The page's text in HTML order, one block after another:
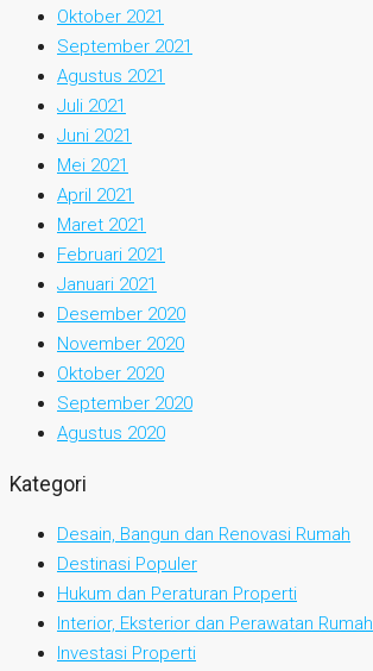
Oktober 2021
September 2021
Agustus 2021
Juli 2021
Juni 2021
Mei 2021
April 2021
Maret 2021
Februari 2021
Januari 2021
Desember 2020
November 2020
Oktober 2020
September 2020
Agustus 2020
Kategori
Desain, Bangun dan Renovasi Rumah
Destinasi Populer
Hukum dan Peraturan Properti
Interior, Eksterior dan Perawatan Rumah
Investasi Properti